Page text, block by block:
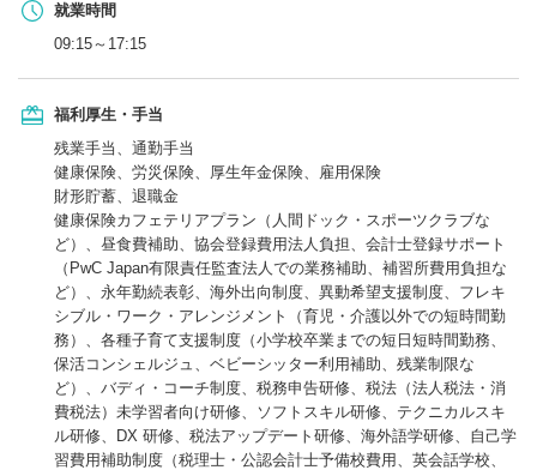
就業時間
09:15～17:15
福利厚生・手当
残業手当、通勤手当
健康保険、労災保険、厚生年金保険、雇用保険
財形貯蓄、退職金
健康保険カフェテリアプラン（人間ドック・スポーツクラブな
ど）、昼食費補助、協会登録費用法人負担、会計士登録サポート
（PwC Japan有限責任監査法人での業務補助、補習所費用負担な
ど）、永年勤続表彰、海外出向制度、異動希望支援制度、フレキ
シブル・ワーク・アレンジメント（育児・介護以外での短時間勤
務）、各種子育て支援制度（小学校卒業までの短日短時間勤務、
保活コンシェルジュ、ベビーシッター利用補助、残業制限な
ど）、バディ・コーチ制度、税務申告研修、税法（法人税法・消
費税法）未学習者向け研修、ソフトスキル研修、テクニカルスキ
ル研修、DX 研修、税法アップデート研修、海外語学研修、自己学
習費用補助制度（税理士・公認会計士予備校費用、英会話学校、